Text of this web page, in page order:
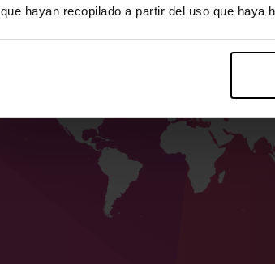
que hayan recopilado a partir del uso que haya